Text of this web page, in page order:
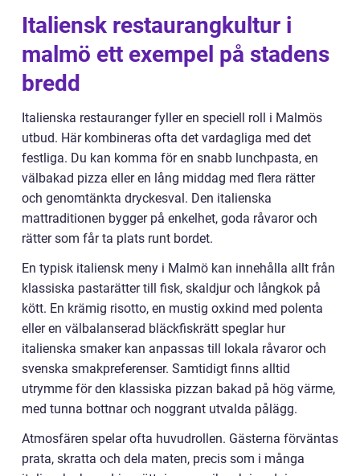
Italiensk restaurangkultur i
malmö ett exempel på stadens
bredd
Italienska restauranger fyller en speciell roll i Malmös
utbud. Här kombineras ofta det vardagliga med det
festliga. Du kan komma för en snabb lunchpasta, en
välbakad pizza eller en lång middag med flera rätter
och genomtänkta dryckesval. Den italienska
mattraditionen bygger på enkelhet, goda råvaror och
rätter som får ta plats runt bordet.
En typisk italiensk meny i Malmö kan innehålla allt från
klassiska pastarätter till fisk, skaldjur och långkok på
kött. En krämig risotto, en mustig oxkind med polenta
eller en välbalanserad bläckfiskrätt speglar hur
italienska smaker kan anpassas till lokala råvaror och
svenska smakpreferenser. Samtidigt finns alltid
utrymme för den klassiska pizzan bakad på hög värme,
med tunna bottnar och noggrant utvalda pålägg.
Atmosfären spelar ofta huvudrollen. Gästerna förväntas
prata, skratta och dela maten, precis som i många